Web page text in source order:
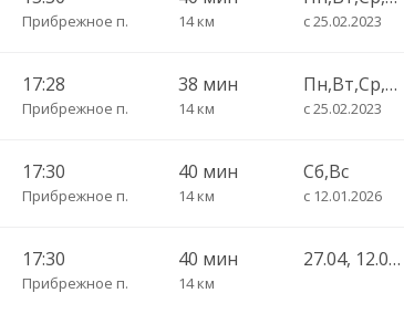
Прибрежное п. 14 км с 25.02.2023
17:28
Прибрежное п.
38 мин
14 км
Пн,Вт,Ср,Чт,Пт
с 25.02.2023
17:30
Прибрежное п.
40 мин
14 км
Сб,Вс
с 12.01.2026
17:30
Прибрежное п.
40 мин
14 км
27.04, 12.06, 02.11, 28.12, 01.11